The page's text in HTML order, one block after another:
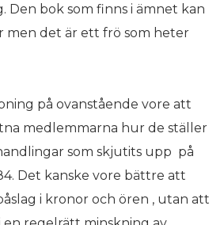
Den bok som finns i ämnet kan
men det är ett frö som heter
på ovanstående vore att
medlemmarna hur de ställer
som skjutits upp på
Det kanske vore bättre att
i kronor och ören , utan att